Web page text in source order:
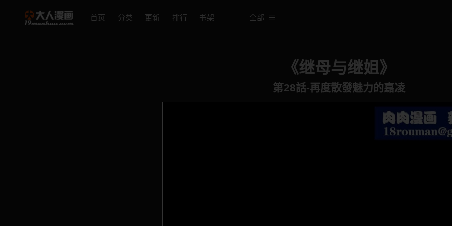
首页 分类 更新 排行 书架 全部
《继母与继姐》
第28話-再度散發魅力的嘉凌